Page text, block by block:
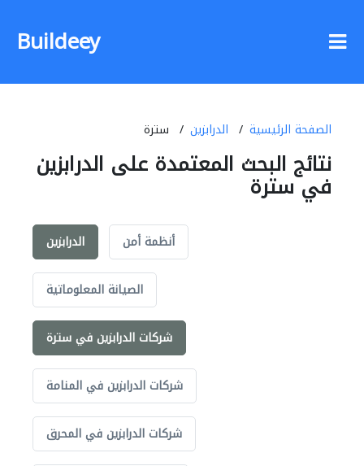
Buildeey
الصفحة الرئيسية الدرابزين سترة
نتائج البحث المعتمدة على الدرابزين
في سترة
الدرابزين أنظمة أمن
الصيانة المعلوماتية
شركات الدرابزين في سترة
شركات الدرابزين في المنامة
شركات الدرابزين في المحرق